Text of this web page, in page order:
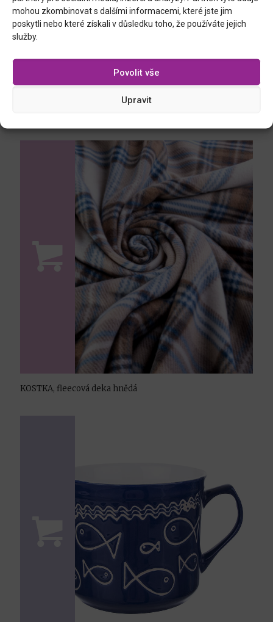
mohou zkombinovat s dalšími informacemi, které jste jim
poskytli nebo které získali v důsledku toho, že používáte jejich
služby.
Povolit vše
Upravit
KOSTKA, fleecová deka hnědá